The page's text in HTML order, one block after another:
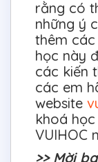
rằng có
những ý
thêm
học này
các kiến
các em
website
khoá
VUIHOC
>> Mời